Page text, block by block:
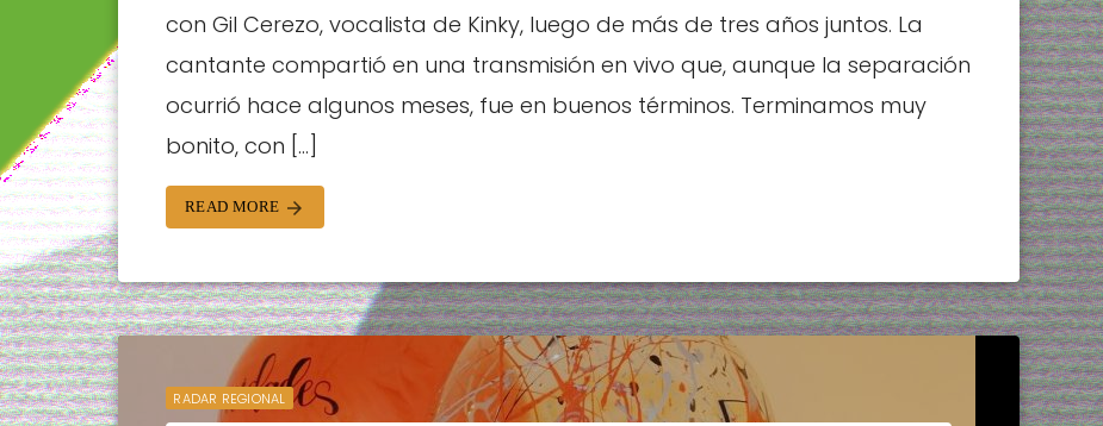
con Gil Cerezo, vocalista de Kinky, luego de más de tres años juntos. La
cantante compartió en una transmisión en vivo que, aunque la separación
ocurrió hace algunos meses, fue en buenos términos. Terminamos muy
bonito, con […]
READ MORE arrow_forward
RADAR REGIONAL